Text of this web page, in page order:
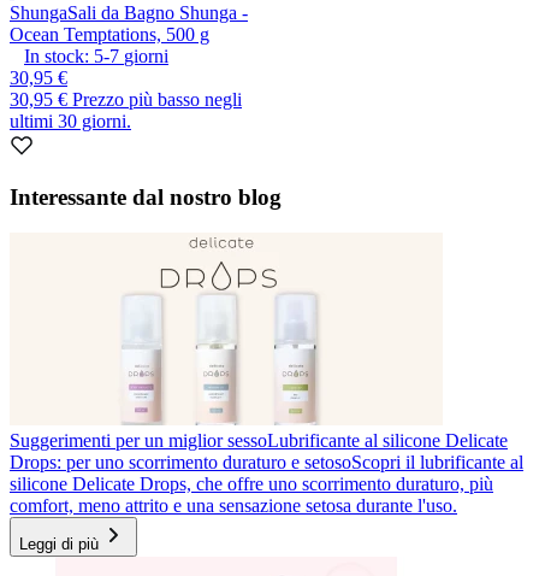
ShungaSali da Bagno Shunga -
Ocean Temptations, 500 g
In stock: 5-7 giorni
30,95 €
30,95 € Prezzo più basso negli
ultimi 30 giorni.
Interessante dal nostro blog
Suggerimenti per un miglior sessoLubrificante al silicone Delicate
Drops: per uno scorrimento duraturo e setosoScopri il lubrificante al
silicone Delicate Drops, che offre uno scorrimento duraturo, più
comfort, meno attrito e una sensazione setosa durante l'uso.
Leggi di più